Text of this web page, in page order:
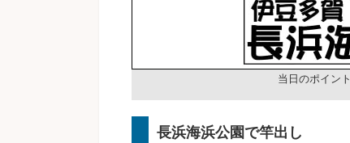
当日のポイント
長浜海浜公園で竿出し